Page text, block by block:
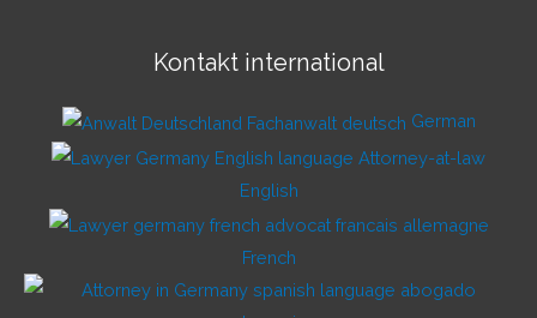
Kontakt international
German
English
French